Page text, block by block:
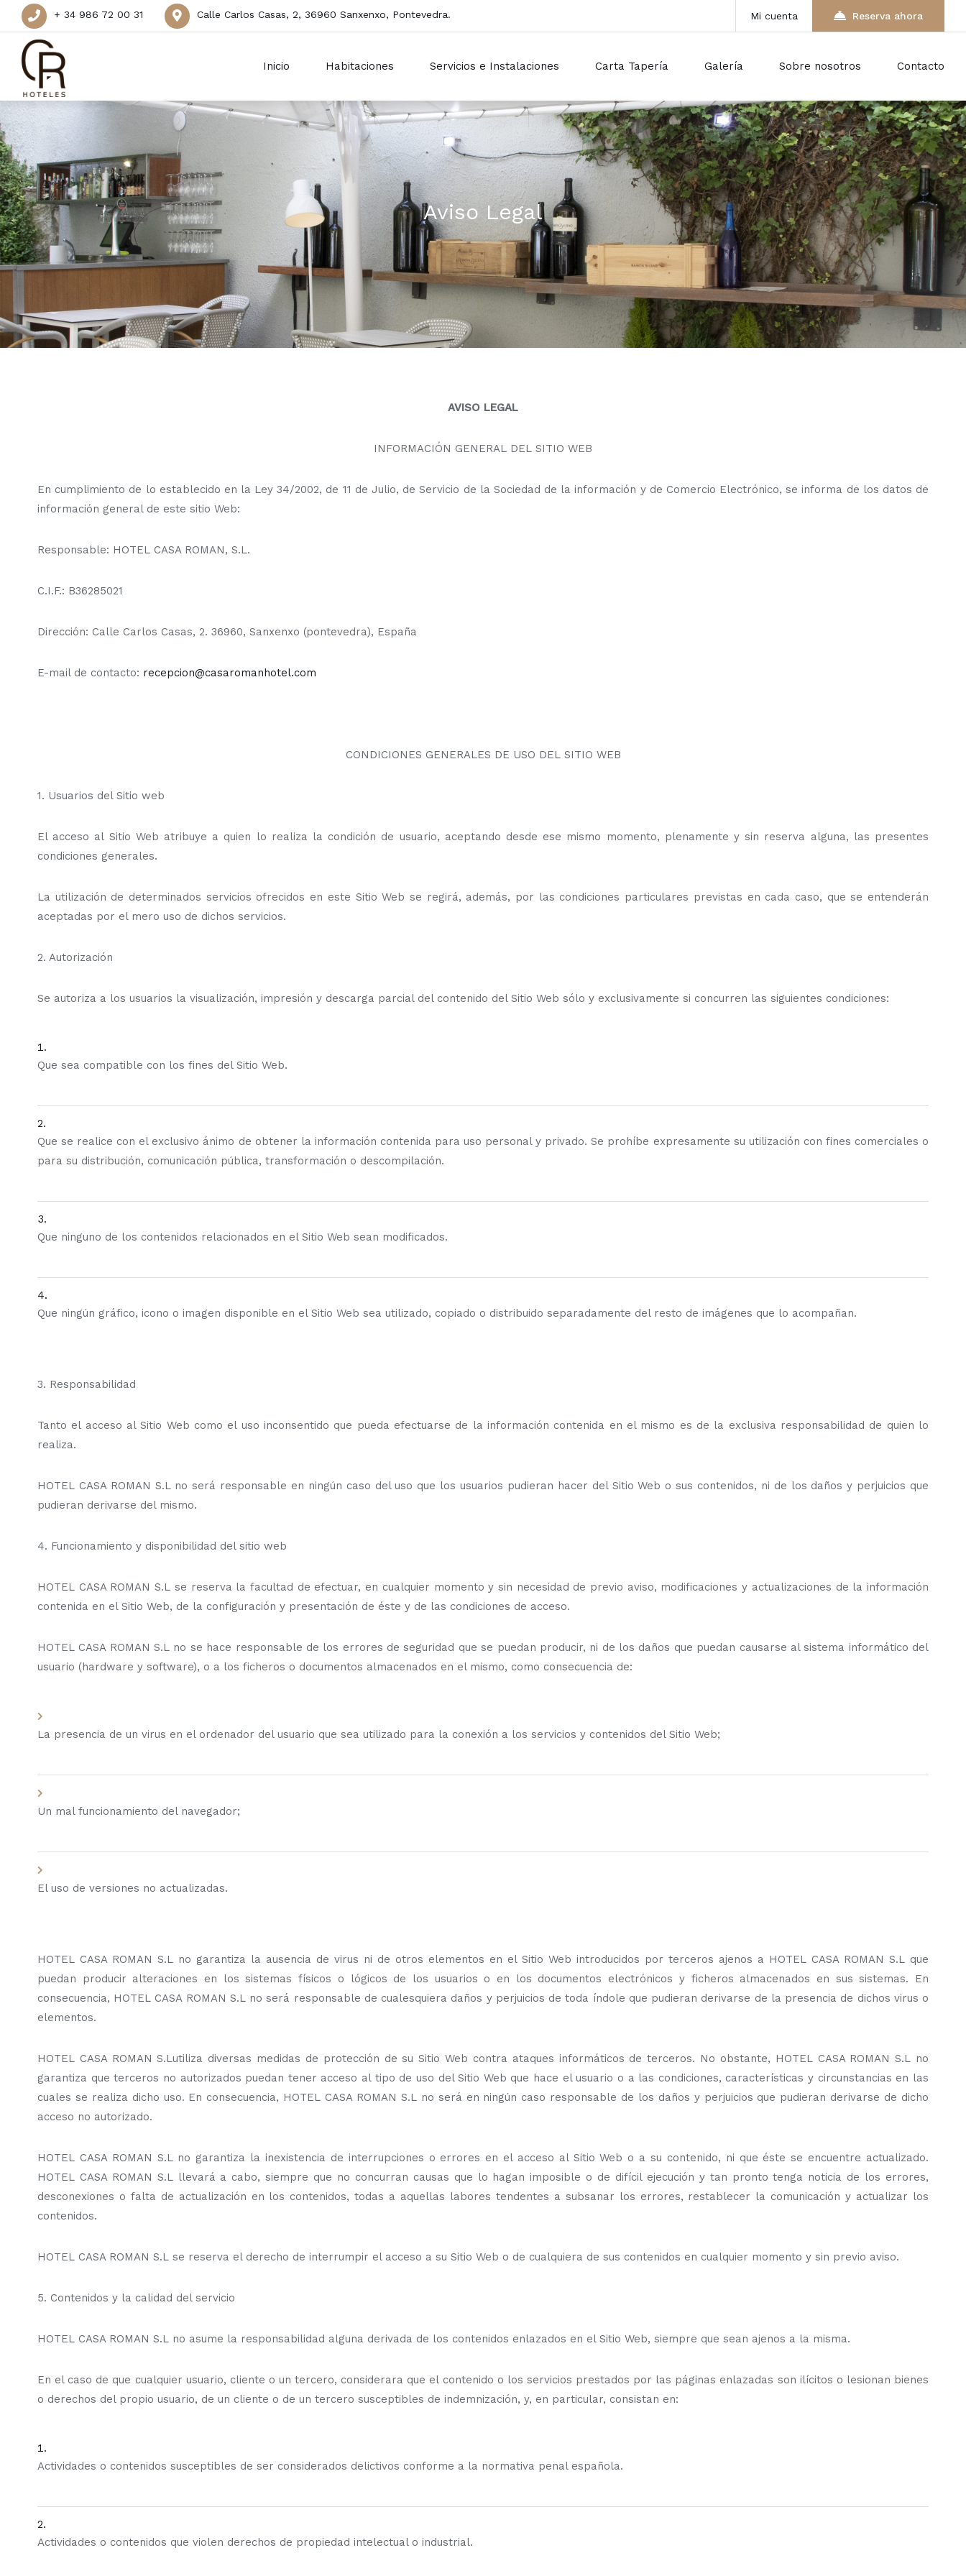
+ 34 986 72 00 31 Calle Carlos Casas, 2, 36960 Sanxenxo, Pontevedra. Mi cuenta Reserva ahora
Inicio Habitaciones Servicios e Instalaciones Carta Tapería Galería Sobre nosotros Contacto
Aviso Legal
AVISO LEGAL
INFORMACIÓN GENERAL DEL SITIO WEB
En cumplimiento de lo establecido en la Ley 34/2002, de 11 de Julio, de Servicio de la Sociedad de la información y de Comercio Electrónico, se informa de los datos de
información general de este sitio Web:
Responsable: HOTEL CASA ROMAN, S.L.
C.I.F.: B36285021
Dirección: Calle Carlos Casas, 2. 36960, Sanxenxo (pontevedra), España
E-mail de contacto: recepcion@casaromanhotel.com
CONDICIONES GENERALES DE USO DEL SITIO WEB
1. Usuarios del Sitio web
El acceso al Sitio Web atribuye a quien lo realiza la condición de usuario, aceptando desde ese mismo momento, plenamente y sin reserva alguna, las presentes
condiciones generales.
La utilización de determinados servicios ofrecidos en este Sitio Web se regirá, además, por las condiciones particulares previstas en cada caso, que se entenderán
aceptadas por el mero uso de dichos servicios.
2. Autorización
Se autoriza a los usuarios la visualización, impresión y descarga parcial del contenido del Sitio Web sólo y exclusivamente si concurren las siguientes condiciones:
Que sea compatible con los fines del Sitio Web.
Que se realice con el exclusivo ánimo de obtener la información contenida para uso personal y privado. Se prohíbe expresamente su utilización con fines comerciales o
para su distribución, comunicación pública, transformación o descompilación.
Que ninguno de los contenidos relacionados en el Sitio Web sean modificados.
Que ningún gráfico, icono o imagen disponible en el Sitio Web sea utilizado, copiado o distribuido separadamente del resto de imágenes que lo acompañan.
3. Responsabilidad
Tanto el acceso al Sitio Web como el uso inconsentido que pueda efectuarse de la información contenida en el mismo es de la exclusiva responsabilidad de quien lo
realiza.
HOTEL CASA ROMAN S.L no será responsable en ningún caso del uso que los usuarios pudieran hacer del Sitio Web o sus contenidos, ni de los daños y perjuicios que
pudieran derivarse del mismo.
4. Funcionamiento y disponibilidad del sitio web
HOTEL CASA ROMAN S.L se reserva la facultad de efectuar, en cualquier momento y sin necesidad de previo aviso, modificaciones y actualizaciones de la información
contenida en el Sitio Web, de la configuración y presentación de éste y de las condiciones de acceso.
HOTEL CASA ROMAN S.L no se hace responsable de los errores de seguridad que se puedan producir, ni de los daños que puedan causarse al sistema informático del
usuario (hardware y software), o a los ficheros o documentos almacenados en el mismo, como consecuencia de:
La presencia de un virus en el ordenador del usuario que sea utilizado para la conexión a los servicios y contenidos del Sitio Web;
Un mal funcionamiento del navegador;
El uso de versiones no actualizadas.
HOTEL CASA ROMAN S.L no garantiza la ausencia de virus ni de otros elementos en el Sitio Web introducidos por terceros ajenos a HOTEL CASA ROMAN S.L que
puedan producir alteraciones en los sistemas físicos o lógicos de los usuarios o en los documentos electrónicos y ficheros almacenados en sus sistemas. En
consecuencia, HOTEL CASA ROMAN S.L no será responsable de cualesquiera daños y perjuicios de toda índole que pudieran derivarse de la presencia de dichos virus o
elementos.
HOTEL CASA ROMAN S.Lutiliza diversas medidas de protección de su Sitio Web contra ataques informáticos de terceros. No obstante, HOTEL CASA ROMAN S.L no
garantiza que terceros no autorizados puedan tener acceso al tipo de uso del Sitio Web que hace el usuario o a las condiciones, características y circunstancias en las
cuales se realiza dicho uso. En consecuencia, HOTEL CASA ROMAN S.L no será en ningún caso responsable de los daños y perjuicios que pudieran derivarse de dicho
acceso no autorizado.
HOTEL CASA ROMAN S.L no garantiza la inexistencia de interrupciones o errores en el acceso al Sitio Web o a su contenido, ni que éste se encuentre actualizado.
HOTEL CASA ROMAN S.L llevará a cabo, siempre que no concurran causas que lo hagan imposible o de difícil ejecución y tan pronto tenga noticia de los errores,
desconexiones o falta de actualización en los contenidos, todas a aquellas labores tendentes a subsanar los errores, restablecer la comunicación y actualizar los
contenidos.
HOTEL CASA ROMAN S.L se reserva el derecho de interrumpir el acceso a su Sitio Web o de cualquiera de sus contenidos en cualquier momento y sin previo aviso.
5. Contenidos y la calidad del servicio
HOTEL CASA ROMAN S.L no asume la responsabilidad alguna derivada de los contenidos enlazados en el Sitio Web, siempre que sean ajenos a la misma.
En el caso de que cualquier usuario, cliente o un tercero, considerara que el contenido o los servicios prestados por las páginas enlazadas son ilícitos o lesionan bienes
o derechos del propio usuario, de un cliente o de un tercero susceptibles de indemnización, y, en particular, consistan en:
Actividades o contenidos susceptibles de ser considerados delictivos conforme a la normativa penal española.
Actividades o contenidos que violen derechos de propiedad intelectual o industrial.